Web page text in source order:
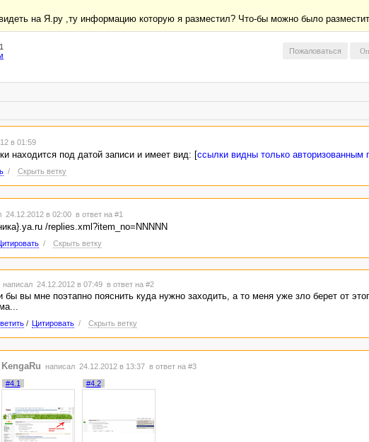
на Я.ру ,ту информацию которую я разместил? Что-бы можно было
Пожаловаться
в 01:59
находится под датой записи и имеет вид: [ссылки видны только авторизованным
/ Скрыть ветку
24.12.2012 в 02:00 в ответ на #1
/replies.xml?item_no=NNNNN
/ Скрыть ветку
написал 24.12.2012 в 07:49 в ответ на #2
бы вы мне поэтапно пояснить куда нужно заходить, а то меня уже зло берет от
/ Цитировать / Скрыть ветку
KengaRu написал 24.12.2012 в 13:37 в ответ на #3
#4.1
#4.2